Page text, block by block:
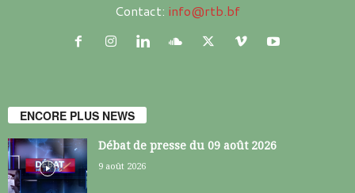
Contact: info@rtb.bf
ENCORE PLUS NEWS
Débat de presse du 09 août 2026
9 août 2026